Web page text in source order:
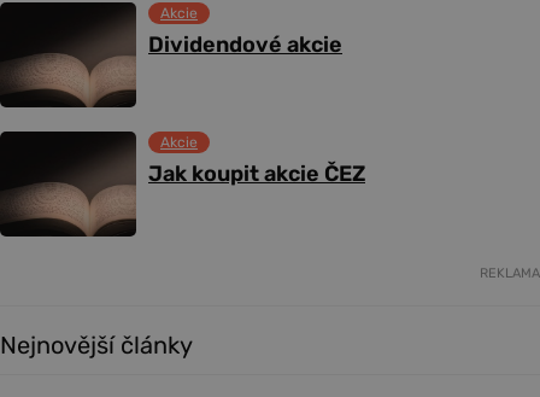
Dividendové akcie
Akcie
Jak koupit akcie ČEZ
Akcie
REKLAMA
Nejnovější články